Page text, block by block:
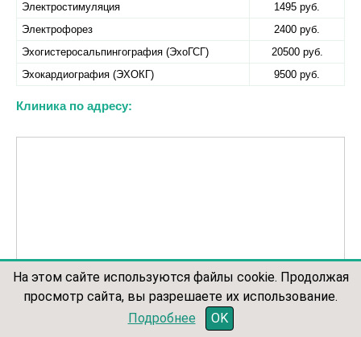
Электростимуляция
1495 руб.
Электрофорез
2400 руб.
Эхогистеросальпингография (ЭхоГСГ)
20500 руб.
Эхокардиография (ЭХОКГ)
9500 руб.
Клиника по адресу:
записаться по телефону
На этом сайте используются файлы cookie. Продолжая
просмотр сайта, вы разрешаете их использование.
Подробнее
OK